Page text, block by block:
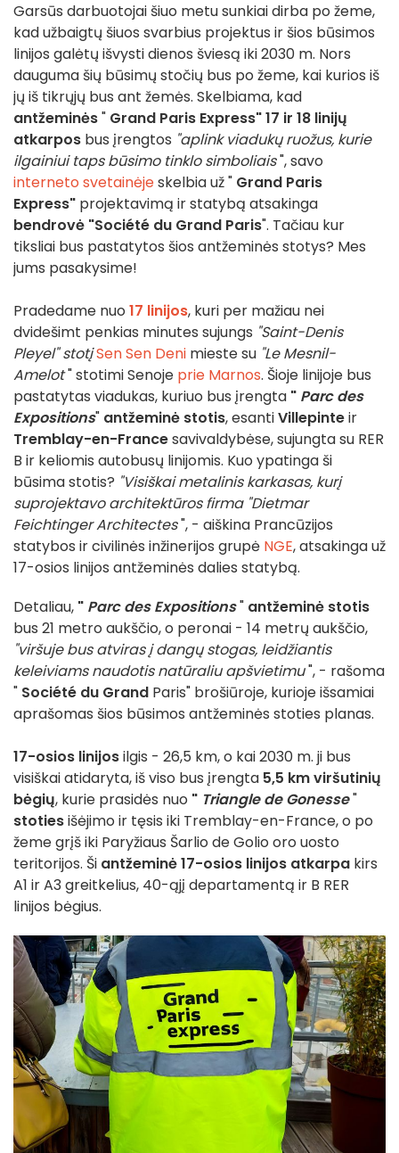
Garsūs darbuotojai šiuo metu sunkiai dirba po žeme,
kad užbaigtų šiuos svarbius projektus ir šios būsimos
linijos galėtų išvysti dienos šviesą iki 2030 m. Nors
dauguma šių būsimų stočių bus po žeme, kai kurios iš
jų iš tikrųjų bus ant žemės. Skelbiama, kad
antžeminės" Grand Paris Express"17 ir 18 linijų
atkarpos bus įrengtos "aplink viadukų ruožus, kurie
ilgainiui taps būsimo tinklo simboliais", savo
interneto svetainėjeskelbia už " Grand Paris
Express" projektavimą ir statybą atsakinga
bendrovė "Société du Grand Paris". Tačiau kur
tiksliai bus pastatytos šios antžeminės stotys? Mes
jums pasakysime!
Pradedame nuo 17 linijos, kuri per mažiau nei
dvidešimt penkias minutes sujungs "Saint-Denis
Pleyel" stotįSen Sen Deni mieste su "Le Mesnil-
Amelot" stotimi Senoje prie Marnos. Šioje linijoje bus
pastatytas viadukas, kuriuo bus įrengta " Parc des
Expositions" antžeminė stotis, esantiVillepinteir
Tremblay-en-Francesavivaldybėse, sujungta su RER
B ir keliomis autobusų linijomis. Kuo ypatinga ši
būsima stotis? "Visiškai metalinis karkasas, kurį
suprojektavo architektūros firma "Dietmar
Feichtinger Architectes", - aiškina Prancūzijos
statybos ir civilinės inžinerijos grupė NGE, atsakinga už
17-osios linijos antžeminės dalies statybą.
Detaliau, " Parc des Expositions" antžeminė stotis
bus 21 metro aukščio, o peronai - 14 metrų aukščio,
"viršuje bus atviras į dangų stogas, leidžiantis
keleiviams naudotis natūraliu apšvietimu", - rašoma
" Société du Grand Paris" brošiūroje, kurioje išsamiai
aprašomas šios būsimos antžeminės stoties planas.
17-osios linijosilgis - 26,5 km, o kai 2030 m. ji bus
visiškai atidaryta, iš viso bus įrengta 5,5 km viršutinių
bėgių, kurie prasidės nuo " Triangle de Gonesse"
stotiesišėjimo ir tęsis iki Tremblay-en-France, o po
žeme grįš iki Paryžiaus Šarlio de Golio oro uosto
teritorijos. Ši antžeminė 17-osios linijos atkarpa kirs
A1 ir A3 greitkelius, 40-ąjį departamentą ir B RER
linijos bėgius.